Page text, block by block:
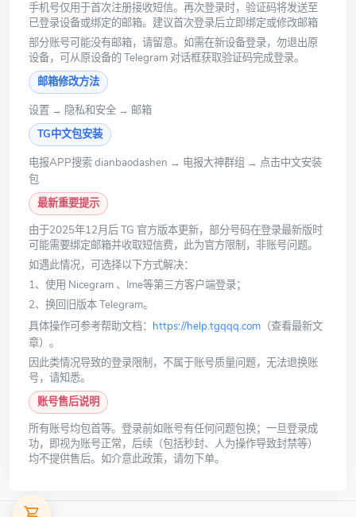
手机号仅用于首次注册接收短信。再次登录时，验证码将发送至
已登录设备或绑定的邮箱。建议首次登录后立即绑定或修改邮箱
部分账号可能没有邮箱，请留意。如需在新设备登录，勿退出原
设备，可从原设备的 Telegram 对话框获取验证码完成登录。
邮箱修改方法
设置 → 隐私和安全 → 邮箱
TG中文包安装
电报APP搜索 dianbaodashen → 电报大神群组 → 点击中文安装
包
最新重要提示
由于2025年12月后 TG 官方版本更新，部分号码在登录最新版时
可能需要绑定邮箱并收取短信费，此为官方限制，非账号问题。
如遇此情况，可选择以下方式解决：
1、使用 Nicegram 、Ime等第三方客户端登录；
2、换回旧版本 Telegram。
具体操作可参考帮助文档： https://help.tgqqq.com （查看最新文
章）。
因此类情况导致的登录限制，不属于账号质量问题，无法退换账
号，请知悉。
账号售后说明
所有账号均包首等。登录前如账号有任何问题包换；一旦登录成
功，即视为账号正常，后续（包括秒封、人为操作导致封禁等）
均不提供售后。如介意此政策，请勿下单。